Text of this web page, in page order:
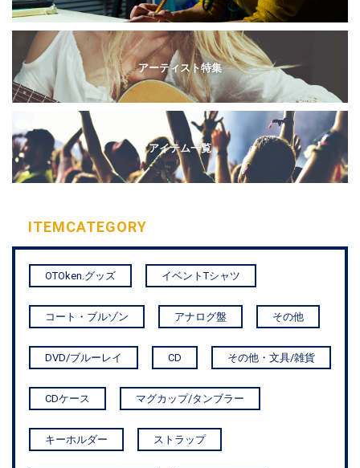
アーティスト特集
アイテム一覧
ITEMCATEGORY
OTOken.グッズ イベントTシャツ
コート・ブルゾン アナログ盤 その他
DVD/ブルーレイ CD その他・文具/雑貨
CDケース マグカップ/タンブラー
キーホルダー ストラップ